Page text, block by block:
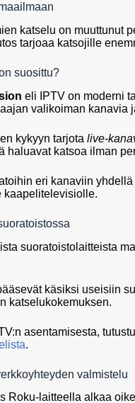
katselu on muuttunut
tarjoaa katsojille
suosittu?
eli IPTV on moderni
valikoiman kanavia
kykyyn tarjota live-
haluavat katsoa ilman
eri kanaviin
kaapelitelevisiolle.
suoratoistolaitteista
käsiksi useisiin
katselukokemuksen.
asentamisesta, tutustu
.
valmistelu
Roku-laitteella alkaa